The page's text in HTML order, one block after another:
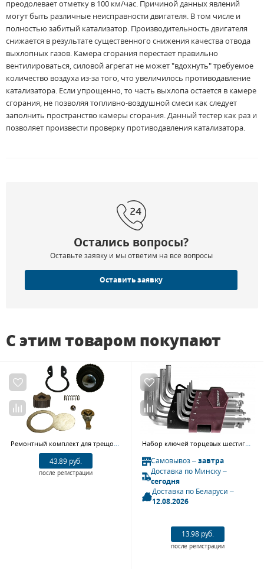
преодолевает отметку в 100 км/час. Причиной данных явлений
могут быть различные неисправности двигателя. В том числе и
полностью забитый катализатор. Производительность двигателя
снижается в результате существенного снижения качества отвода
выхлопных газов. Камера сгорания перестает правильно
вентилироваться, силовой агрегат не может "вдохнуть" требуемое
количество воздуха из-за того, что увеличилось противодавление
катализатора. Если упрощенно, то часть выхлопа остается в камере
сгорания, не позволяя топливно-воздушной смеси как следует
заполнить пространство камеры сгорания. Данный тестер как раз и
позволяет произвести проверку противодавления катализатора.
Остались вопросы?
Оставьте заявку и мы ответим на все вопросы
Оставить заявку
С этим товаром покупают
Ремонтный комплект для трещоток на JONNESWAY R3602RK (1/4" (R3602, R3702, R3802)
43.89 руб.
после регистрации
Набор ключей торцевых шестигранных коротких с шаром HKSB10S, H1.5-H10
Самовывоз –завтра
Доставка по Минску –
сегодня
Доставка по Беларуси –
12.08.2026
13.98 руб.
после регистрации